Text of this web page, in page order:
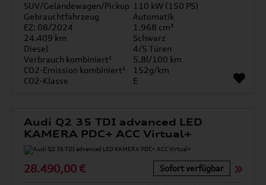
SUV/Geländewagen/Pickup 110 kW (150 PS)
Gebrauchtfahrzeug
Automatik
EZ: 08/2024
1.968 cm³
24.409 km
Schwarz
Diesel
4/5 Türen
Verbrauch kombiniert¹
5.8l/100 km
CO2-Emission kombiniert¹
152g/km
CO2-Klasse
E
Audi Q2 35 TDI advanced LED
KAMERA PDC+ ACC Virtual+
28.490,00 € Sofort verfügbar